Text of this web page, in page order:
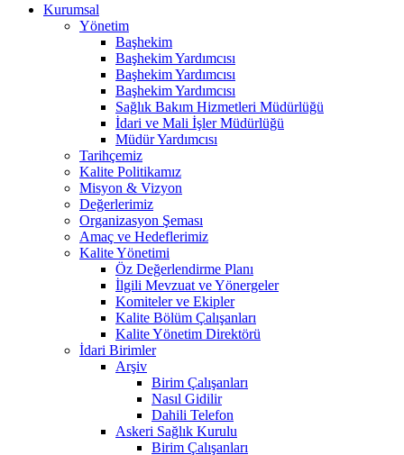
Kurumsal
Yönetim
Başhekim
Başhekim Yardımcısı
Başhekim Yardımcısı
Başhekim Yardımcısı
Sağlık Bakım Hizmetleri Müdürlüğü
İdari ve Mali İşler Müdürlüğü
Müdür Yardımcısı
Tarihçemiz
Kalite Politikamız
Misyon & Vizyon
Değerlerimiz
Organizasyon Şeması
Amaç ve Hedeflerimiz
Kalite Yönetimi
Öz Değerlendirme Planı
İlgili Mevzuat ve Yönergeler
Komiteler ve Ekipler
Kalite Bölüm Çalışanları
Kalite Yönetim Direktörü
İdari Birimler
Arşiv
Birim Çalışanları
Nasıl Gidilir
Dahili Telefon
Askeri Sağlık Kurulu
Birim Çalışanları